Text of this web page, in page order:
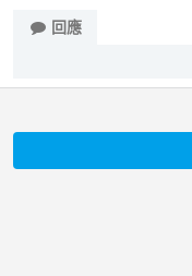
回應